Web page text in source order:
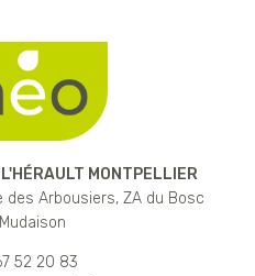
MONTPELLIER
des Arbousiers, ZA du Bosc
52 20 83